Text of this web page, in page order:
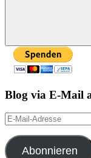
Blog via E-Mail
E-
Mail-
Adresse
Abonnieren